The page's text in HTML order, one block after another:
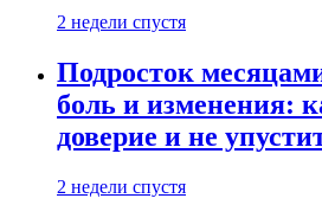
2 недели спустя
Подросток
боль и изменения:
доверие и не
2 недели спустя